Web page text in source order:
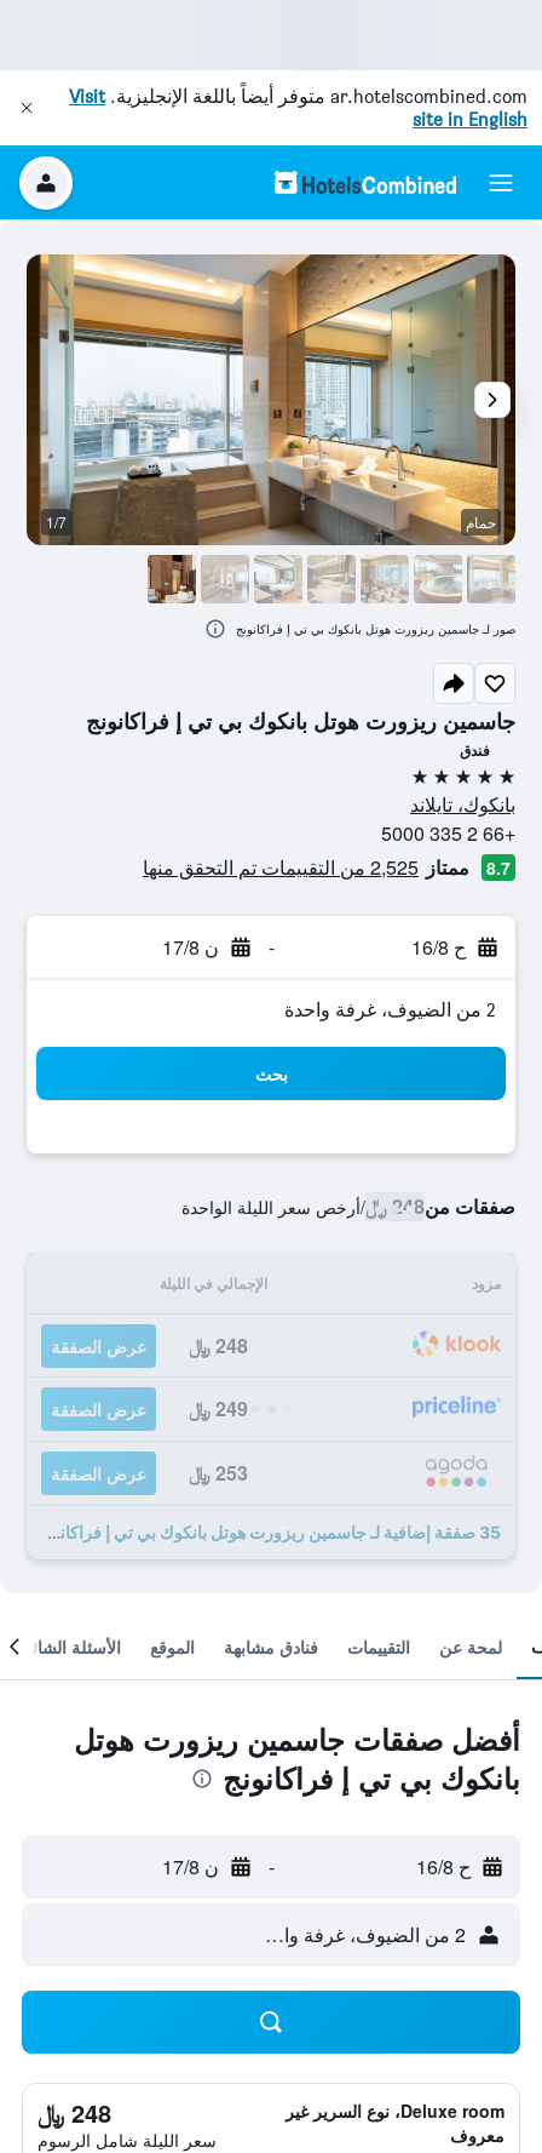
ar.hotelscombined.com متوفر أيضاً باللغة الإنجليزية.Visit
site in English
جاسمين ريزورت هوتل بانكوك بي تي إ فراكانونج
فندق
5 نجوم
بانكوك، تايلاند
+66 2 335 5000
8.7 ممتاز 2,525 من التقييمات تم التحقق منها
ح 16/8 - ن 17/8
2 من الضيوف، غرفة واحدة
بحث
صفقات من248 ﷼ /أرخص سعر الليلة الواحدة
مزود الإجمالي في الليلة
248 ﷼ عرض الصفقة
249 ﷼ عرض الصفقة
253 ﷼ عرض الصفقة
35 صفقة إضافية لـ جاسمين ريزورت هوتل بانكوك بي تي إ فراكانونج
حمام 1/7
صور لـ جاسمين ريزورت هوتل بانكوك بي تي إ فراكانونج
لمحة عن التقييمات فنادق مشابهة الموقع الأسئلة الشائعة
أفضل صفقات جاسمين ريزورت هوتل
بانكوك بي تي إ فراكانونج
ح 16/8 - ن 17/8
2 من الضيوف، غرفة واحدة
Deluxe room، نوع السرير غير
معروف
248 ﷼
سعر الليلة شامل الرسوم